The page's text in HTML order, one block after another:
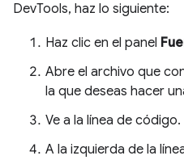
DevTools, haz lo siguiente:
Haz clic en el panel
Abre el archivo que
la que deseas hacer
Ve a la línea de código.
A la izquierda de la